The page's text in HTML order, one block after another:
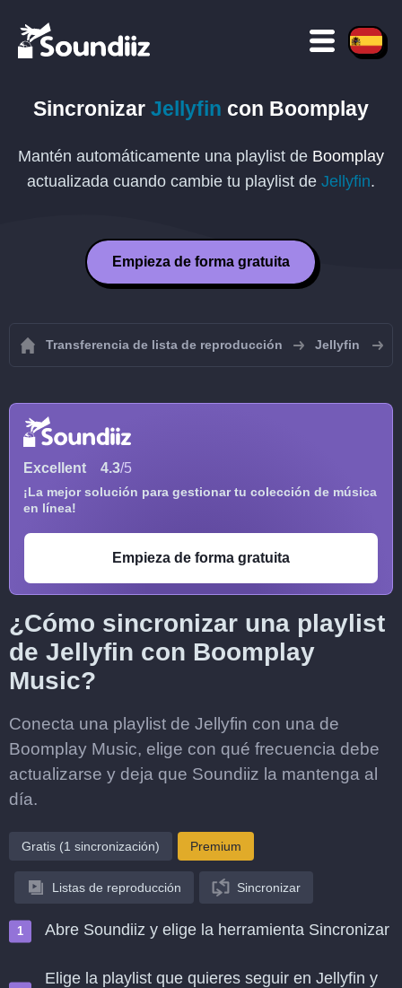
Sincronizar Jellyfin con Boomplay
Mantén automáticamente una playlist de Boomplay
actualizada cuando cambie tu playlist de Jellyfin.
Empieza de forma gratuita
Transferencia de lista de reproducción Jellyfin
Excellent 4.3/5
¡La mejor solución para gestionar tu colección de música
en línea!
Empieza de forma gratuita
¿Cómo sincronizar una playlist
de Jellyfin con Boomplay
Music?
Conecta una playlist de Jellyfin con una de
Boomplay Music, elige con qué frecuencia debe
actualizarse y deja que Soundiiz la mantenga al
día.
Gratis (1 sincronización) Premium
Listas de reproducción Sincronizar
Abre Soundiiz y elige la herramienta Sincronizar
Elige la playlist que quieres seguir en Jellyfin y